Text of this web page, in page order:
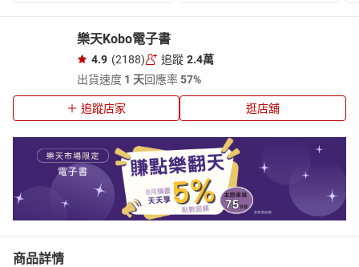
樂天Kobo電子書
4.9 (2188) 追蹤 2.4萬
出貨速度 1 天回應率57%
追蹤店家 逛店舖
商品詳情